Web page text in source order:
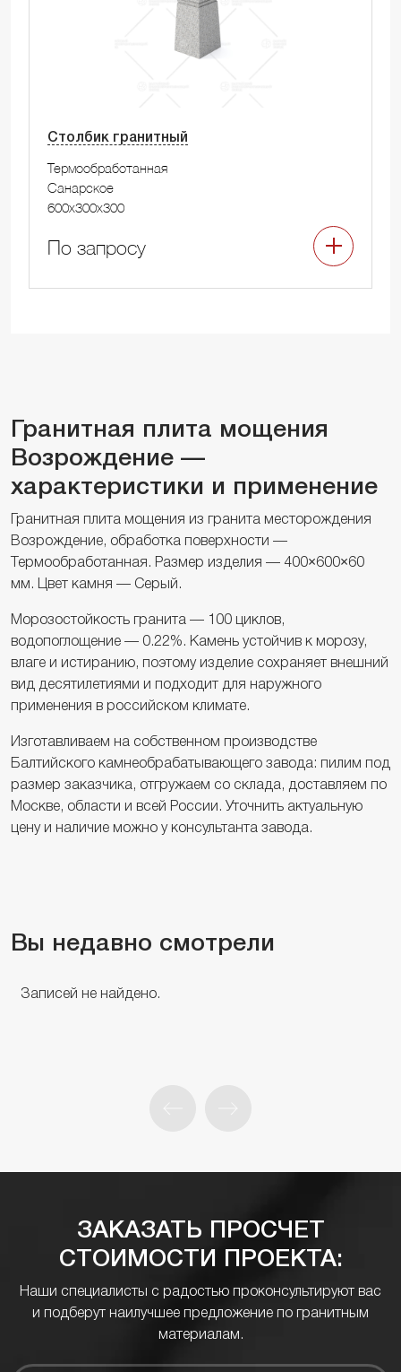
Столбик гранитный
Термообработанная
Санарское
600x300x300
По запросу
Гранитная плита мощения
Возрождение —
характеристики и применение
Гранитная плита мощения из гранита месторождения
Возрождение, обработка поверхности —
Термообработанная. Размер изделия — 400×600×60
мм. Цвет камня — Серый.
Морозостойкость гранита — 100 циклов,
водопоглощение — 0.22%. Камень устойчив к морозу,
влаге и истиранию, поэтому изделие сохраняет внешний
вид десятилетиями и подходит для наружного
применения в российском климате.
Изготавливаем на собственном производстве
Балтийского камнеобрабатывающего завода: пилим под
размер заказчика, отгружаем со склада, доставляем по
Москве, области и всей России. Уточнить актуальную
цену и наличие можно у консультанта завода.
Вы недавно смотрели
Записей не найдено.
ЗАКАЗАТЬ ПРОСЧЕТ
СТОИМОСТИ ПРОЕКТА:
Наши специалисты с радостью проконсультируют вас
и подберут наилучшее предложение по гранитным
материалам.